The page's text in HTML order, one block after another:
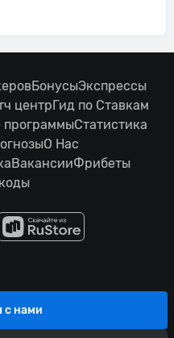
БонусыЭкспрессы
центрГид по Ставкам
программыСтатистика
О Нас
ВакансииФрибеты
с нами